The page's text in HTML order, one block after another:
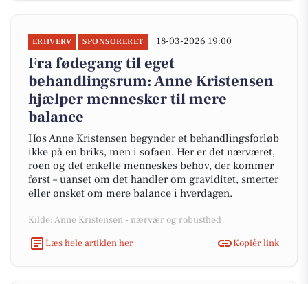
ERHVERV SPONSORERET 18-03-2026 19:00
Fra fødegang til eget
behandlingsrum: Anne Kristensen
hjælper mennesker til mere
balance
Hos Anne Kristensen begynder et behandlingsforløb
ikke på en briks, men i sofaen. Her er det nærværet,
roen og det enkelte menneskes behov, der kommer
først – uanset om det handler om graviditet, smerter
eller ønsket om mere balance i hverdagen.
Kilde: Anne Kristensen - nærvær og robusthed
Læs hele artiklen her
Kopiér link